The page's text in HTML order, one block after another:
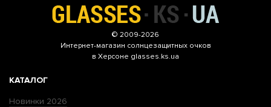
© 2009-2026
Интернет-магазин солнцезащитных очков
в Херсоне glasses.ks.ua
КАТАЛОГ
Новинки 2026